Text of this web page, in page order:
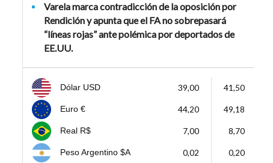
Varela marca contradicción de la oposición por
Rendición y apunta que el FA no sobrepasará
“líneas rojas” ante polémica por deportados de
EE.UU.
Dólar USD 39,00 41,50
Euro € 44,20 49,18
Real R$ 7,00 8,70
Peso Argentino $A 0,02 0,20